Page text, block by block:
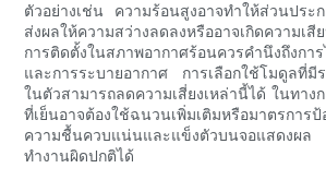
ตัวอย่างเช่น ความร้อนสูงอาจทำให้ส่วนประ
ส่งผลให้ความสว่างลดลงหรืออาจเกิดความ
การติดตั้งในสภาพอากาศร้อนควรคำนึงถึงกา
และการระบายอากาศ การเลือกใช้โมดูลที่มี
ในตัวสามารถลดความเสี่ยงเหล่านี้ได้ ในทา
ที่เย็นอาจต้องใช้ฉนวนเพิ่มเติมหรือมาตรการป้
ความชื้นควบแน่นและแข็งตัวบนจอแสดงผ
ทำงานผิดปกติได้